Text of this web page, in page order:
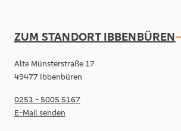
ZUM STANDORT IBBENBÜREN
Alte Münsterstraße 17
49477 Ibbenbüren
0251 - 5005 5167
E-Mail senden